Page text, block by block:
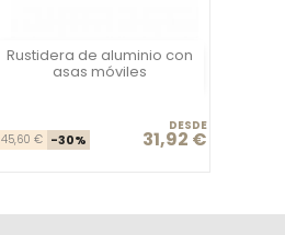
Rustidera de aluminio con
asas móviles
Precio base
45,60 € -30% Precio
DESDE
31,92 €

Vista rápida